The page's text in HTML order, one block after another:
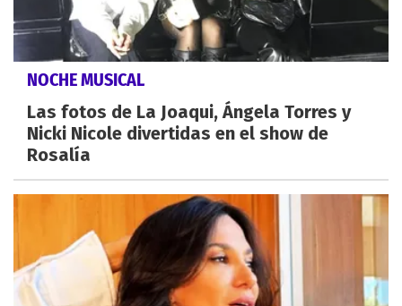
NOCHE MUSICAL
Las fotos de La Joaqui, Ángela Torres y
Nicki Nicole divertidas en el show de
Rosalía